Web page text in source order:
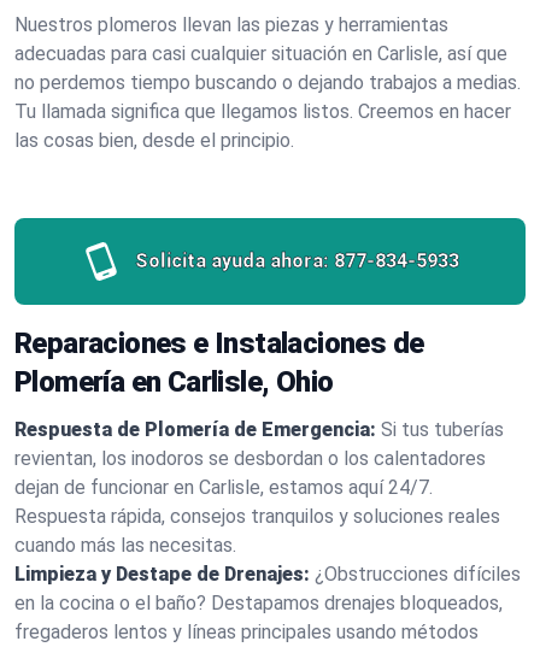
Nuestros plomeros llevan las piezas y herramientas
adecuadas para casi cualquier situación en Carlisle, así que
no perdemos tiempo buscando o dejando trabajos a medias.
Tu llamada significa que llegamos listos. Creemos en hacer
las cosas bien, desde el principio.
Solicita ayuda ahora: 877-834-5933
Reparaciones e Instalaciones de
Plomería en Carlisle, Ohio
Respuesta de Plomería de Emergencia: Si tus tuberías
revientan, los inodoros se desbordan o los calentadores
dejan de funcionar en Carlisle, estamos aquí 24/7.
Respuesta rápida, consejos tranquilos y soluciones reales
cuando más las necesitas.
Limpieza y Destape de Drenajes: ¿Obstrucciones difíciles
en la cocina o el baño? Destapamos drenajes bloqueados,
fregaderos lentos y líneas principales usando métodos